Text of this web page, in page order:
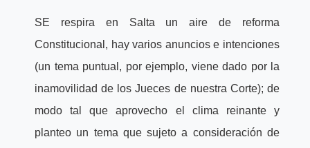
SE respira en Salta un aire de reforma
Constitucional, hay varios anuncios e intenciones
(un tema puntual, por ejemplo, viene dado por la
inamovilidad de los Jueces de nuestra Corte); de
modo tal que aprovecho el clima reinante y
planteo un tema que sujeto a consideración de